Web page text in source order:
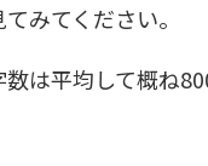
みてください。
は平均して概ね